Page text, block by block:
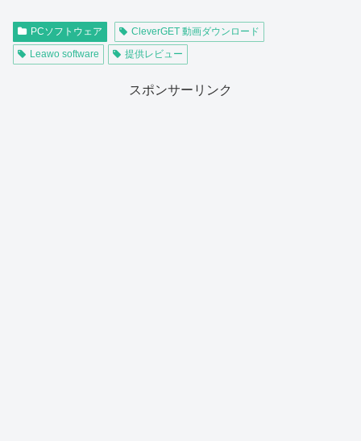
PCソフトウェア
CleverGET 動画ダウンロード
Leawo software
提供レビュー
スポンサーリンク